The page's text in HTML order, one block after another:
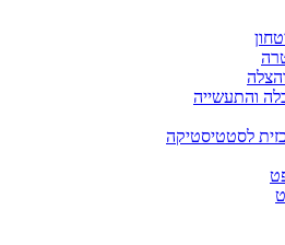
והתעשייה
לסטטיסטיקה